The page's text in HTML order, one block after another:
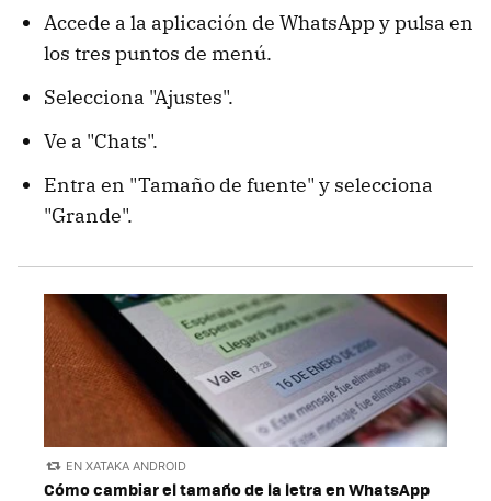
Accede a la aplicación de WhatsApp y pulsa en
los tres puntos de menú.
Selecciona "Ajustes".
Ve a "Chats".
Entra en "Tamaño de fuente" y selecciona
"Grande".
EN XATAKA ANDROID
Cómo cambiar el tamaño de la letra en WhatsApp